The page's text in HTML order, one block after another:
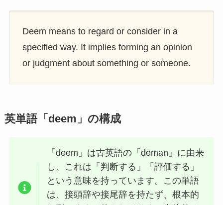
Deem means to regard or consider in a
specified way. It implies forming an opinion
or judgment about something or someone.
英単語「deem」の構成
「deem」は古英語の「dēman」に由来
し、これは「判断する」「評価する」
という意味を持っています。この単語
は、接頭辞や接尾辞を持たず、根本的